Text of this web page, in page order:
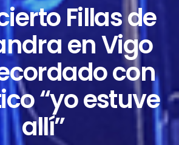
Fillas de
en Vigo
con
“yo estuve
allí”